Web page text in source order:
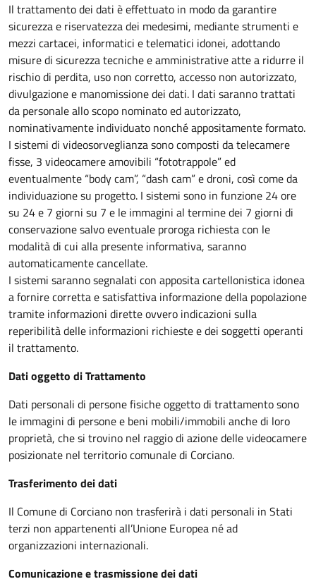
Il trattamento dei dati è effettuato in modo da garantire
sicurezza e riservatezza dei medesimi, mediante strumenti e
mezzi cartacei, informatici e telematici idonei, adottando
misure di sicurezza tecniche e amministrative atte a ridurre il
rischio di perdita, uso non corretto, accesso non autorizzato,
divulgazione e manomissione dei dati. I dati saranno trattati
da personale allo scopo nominato ed autorizzato,
nominativamente individuato nonché appositamente formato.
I sistemi di videosorveglianza sono composti da telecamere
fisse, 3 videocamere amovibili “fototrappole” ed
eventualmente “body cam”, “dash cam” e droni, così come da
individuazione su progetto. I sistemi sono in funzione 24 ore
su 24 e 7 giorni su 7 e le immagini al termine dei 7 giorni di
conservazione salvo eventuale proroga richiesta con le
modalità di cui alla presente informativa, saranno
automaticamente cancellate.
I sistemi saranno segnalati con apposita cartellonistica idonea
a fornire corretta e satisfattiva informazione della popolazione
tramite informazioni dirette ovvero indicazioni sulla
reperibilità delle informazioni richieste e dei soggetti operanti
il trattamento.
Dati oggetto di Trattamento
Dati personali di persone fisiche oggetto di trattamento sono
le immagini di persone e beni mobili/immobili anche di loro
proprietà, che si trovino nel raggio di azione delle videocamere
posizionate nel territorio comunale di Corciano.
Trasferimento dei dati
Il Comune di Corciano non trasferirà i dati personali in Stati
terzi non appartenenti all’Unione Europea né ad
organizzazioni internazionali.
Comunicazione e trasmissione dei dati